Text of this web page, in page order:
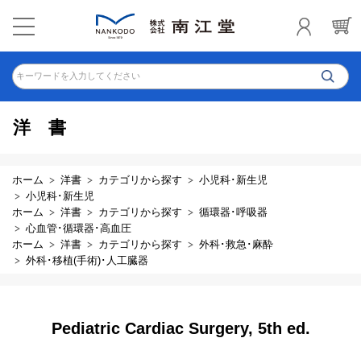
キーワードを入力してください
洋書
ホーム 洋書 カテゴリから探す
小児科･新生児
小児科･新生児
ホーム
洋書 カテゴリから探す
循環器･呼吸器
心血管･循環器･高血圧
ホーム
洋書 カテゴリから探す
外科･救急･麻酔
外科･移植(手術)･人工臓器
Pediatric Cardiac Surgery, 5th ed.